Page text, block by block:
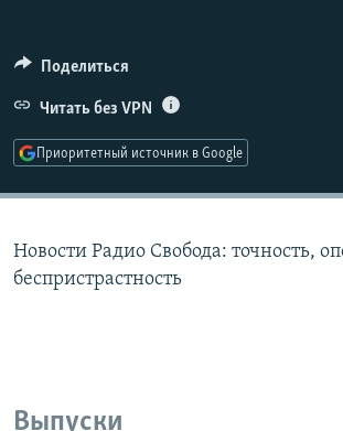
ПОДПИШИТЕСЬ НА РАССЫЛКУ
СОЦИАЛЬНЫЕ СЕТИ
Поделиться
Читать без VPN
Приоритетный источник в Google
Новости Радио Свобода: точность,
беспристрастность
Выпуски